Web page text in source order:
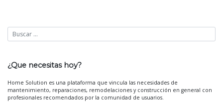
¿Que necesitas hoy?
Home Solution es una plataforma que vincula las necesidades de
mantenimiento, reparaciones, remodelaciones y construcción en general con
profesionales recomendados por la comunidad de usuarios.